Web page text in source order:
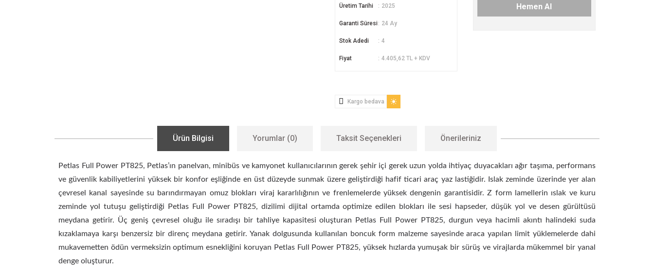
Üretim Tarihi 2025
Garanti Süresi 24 Ay
Stok Adedi 4
Fiyat 4.405,62 TL + KDV
Hemen Al
Kargo bedava
Ürün Bilgisi Yorumlar (0) Taksit Seçenekleri Önerileriniz
Petlas Full Power PT825, Petlas’ın panelvan, minibüs ve kamyonet kullanıcılarının gerek şehir içi gerek uzun yolda ihtiyaç duyacakları ağır taşıma, performans
ve güvenlik kabiliyetlerini yüksek bir konfor eşliğinde en üst düzeyde sunmak üzere geliştirdiği hafif ticari araç yaz lastiğidir. Islak zeminde üzerinde yer alan
çevresel kanal sayesinde su barındırmayan omuz blokları viraj kararlılığının ve frenlemelerde yüksek dengenin garantisidir. Z form lamellerin ıslak ve kuru
zeminde yol tutuşu geliştirdiği Petlas Full Power PT825, dizilimi dijital ortamda optimize edilen blokları ile sesi hapseder, düşük yol ve desen gürültüsü
meydana getirir. Üç geniş çevresel oluğu ile sıradışı bir tahliye kapasitesi oluşturan Petlas Full Power PT825, durgun veya hacimli akıntı halindeki suda
kızaklamaya karşı benzersiz bir direnç meydana getirir. Yanak dolgusunda kullanılan boncuk form malzeme sayesinde araca yapılan limit yüklemelerde dahi
mukavemetten ödün vermeksizin optimum esnekliğini koruyan Petlas Full Power PT825, yüksek hızlarda yumuşak bir sürüş ve virajlarda mükemmel bir yanal
denge oluşturur.